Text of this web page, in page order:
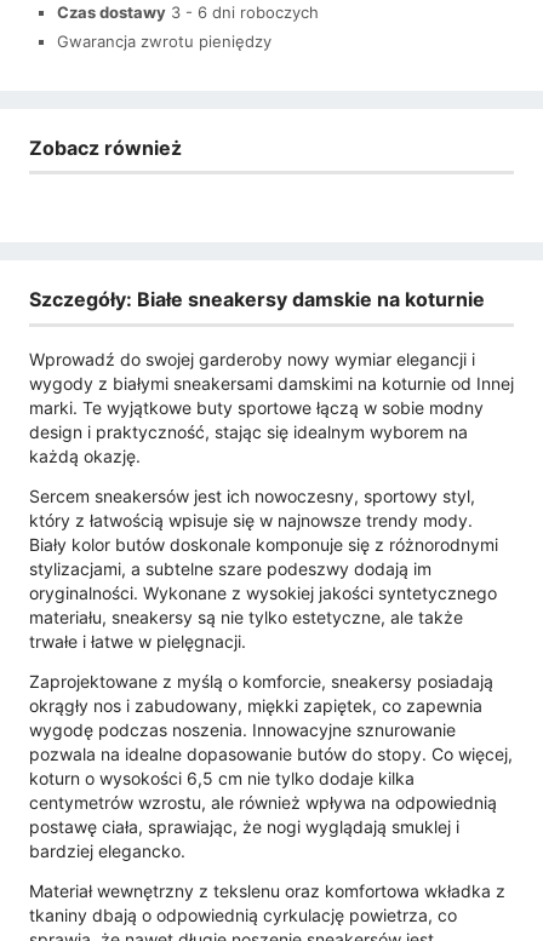
Czas dostawy 3 - 6 dni roboczych
Gwarancja zwrotu pieniędzy
Zobacz również
Szczegóły: Białe sneakersy damskie na koturnie
Wprowadź do swojej garderoby nowy wymiar elegancji i
wygody z białymi sneakersami damskimi na koturnie od Innej
marki. Te wyjątkowe buty sportowe łączą w sobie modny
design i praktyczność, stając się idealnym wyborem na
każdą okazję.
Sercem sneakersów jest ich nowoczesny, sportowy styl,
który z łatwością wpisuje się w najnowsze trendy mody.
Biały kolor butów doskonale komponuje się z różnorodnymi
stylizacjami, a subtelne szare podeszwy dodają im
oryginalności. Wykonane z wysokiej jakości syntetycznego
materiału, sneakersy są nie tylko estetyczne, ale także
trwałe i łatwe w pielęgnacji.
Zaprojektowane z myślą o komforcie, sneakersy posiadają
okrągły nos i zabudowany, miękki zapiętek, co zapewnia
wygodę podczas noszenia. Innowacyjne sznurowanie
pozwala na idealne dopasowanie butów do stopy. Co więcej,
koturn o wysokości 6,5 cm nie tylko dodaje kilka
centymetrów wzrostu, ale również wpływa na odpowiednią
postawę ciała, sprawiając, że nogi wyglądają smuklej i
bardziej elegancko.
Materiał wewnętrzny z tekslenu oraz komfortowa wkładka z
tkaniny dbają o odpowiednią cyrkulację powietrza, co